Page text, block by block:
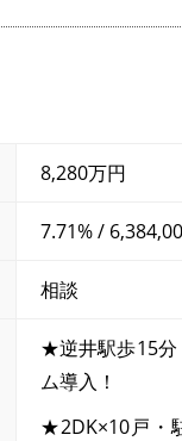
8,280万円
7.71% /
相談
★逆井駅歩15分
ム導入！
★2DK×10戸・